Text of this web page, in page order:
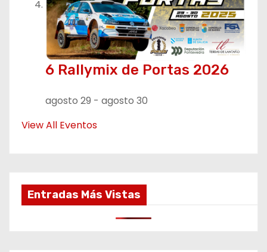
6 Rallymix de Portas 2026
agosto 29 - agosto 30
View All Eventos
Entradas Más Vistas